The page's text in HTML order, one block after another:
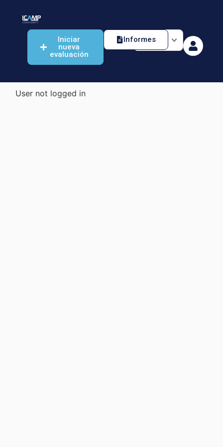
Informes
Iniciar
nueva
evaluación
User not logged in